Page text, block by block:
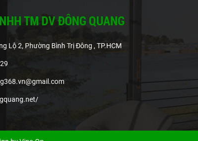
vận chuyển hóa chất công
Mã CAS Hóa Chất Là Gì?
TM DV ĐÔNG QUANG
Lộ 2, Phường Bình Trị Đông , TP.HCM